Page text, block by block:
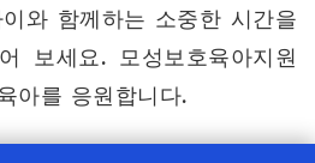
와 함께하는 소중한 시간을
보세요. 모성보호육아지원
아를 응원합니다.